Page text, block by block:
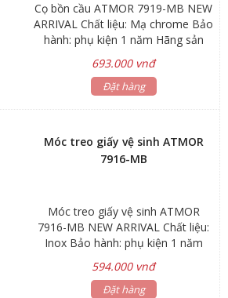
Cọ bồn cầu ATMOR 7919-MB NEW
ARRIVAL Chất liệu: Mạ chrome Bảo
hành: phụ kiện 1 năm Hãng sản
xuất: ATMOR Mã sản phẩm: 7919-
MB
693.000 vnđ
Đặt hàng
Móc treo giấy vệ sinh ATMOR
7916-MB
Móc treo giấy vệ sinh ATMOR
7916-MB NEW ARRIVAL Chất liệu:
Inox Bảo hành: phụ kiện 1 năm
Hãng sản xuất: ATMOR Mã sản
phẩm: 7916-MB
594.000 vnđ
Đặt hàng